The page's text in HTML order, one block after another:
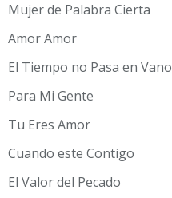
Mujer de Palabra Cierta
Amor Amor
El Tiempo no Pasa en Vano
Para Mi Gente
Tu Eres Amor
Cuando este Contigo
El Valor del Pecado